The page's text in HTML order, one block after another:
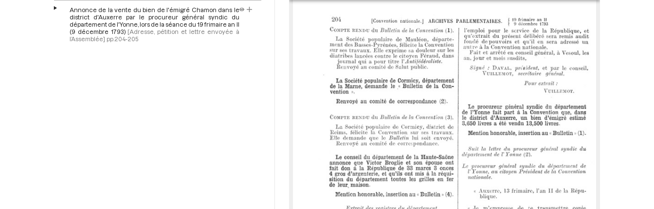
Annonce de la vente du bien de l'émigré Chamon dans le
district d'Auxerre par le procureur général syndic du
département de l'Yonne, lors de la séance du 19 frimaire an II
(9 décembre 1793) [Adresse, pétition et lettre envoyée à
l’Assemblée] pp.204-205
s